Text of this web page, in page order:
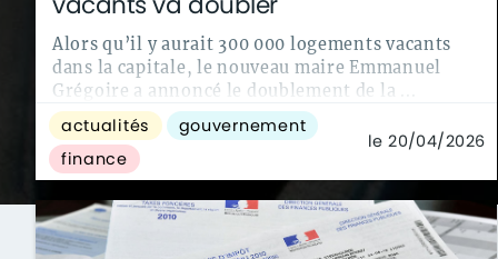
Alors qu’il y aurait 300 000 logements vacants
dans la capitale, le nouveau maire Emmanuel
Grégoire a annoncé le doublement de la ...
actualités
gouvernement
finance
le 20/04/2026